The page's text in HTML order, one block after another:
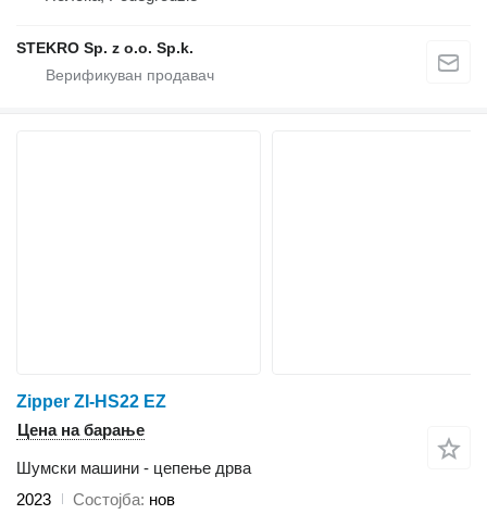
STEKRO Sp. z o.o. Sp.k.
Zipper ZI-HS22 EZ
Цена на барање
Шумски машини - цепење дрва
2023
Состојба нов